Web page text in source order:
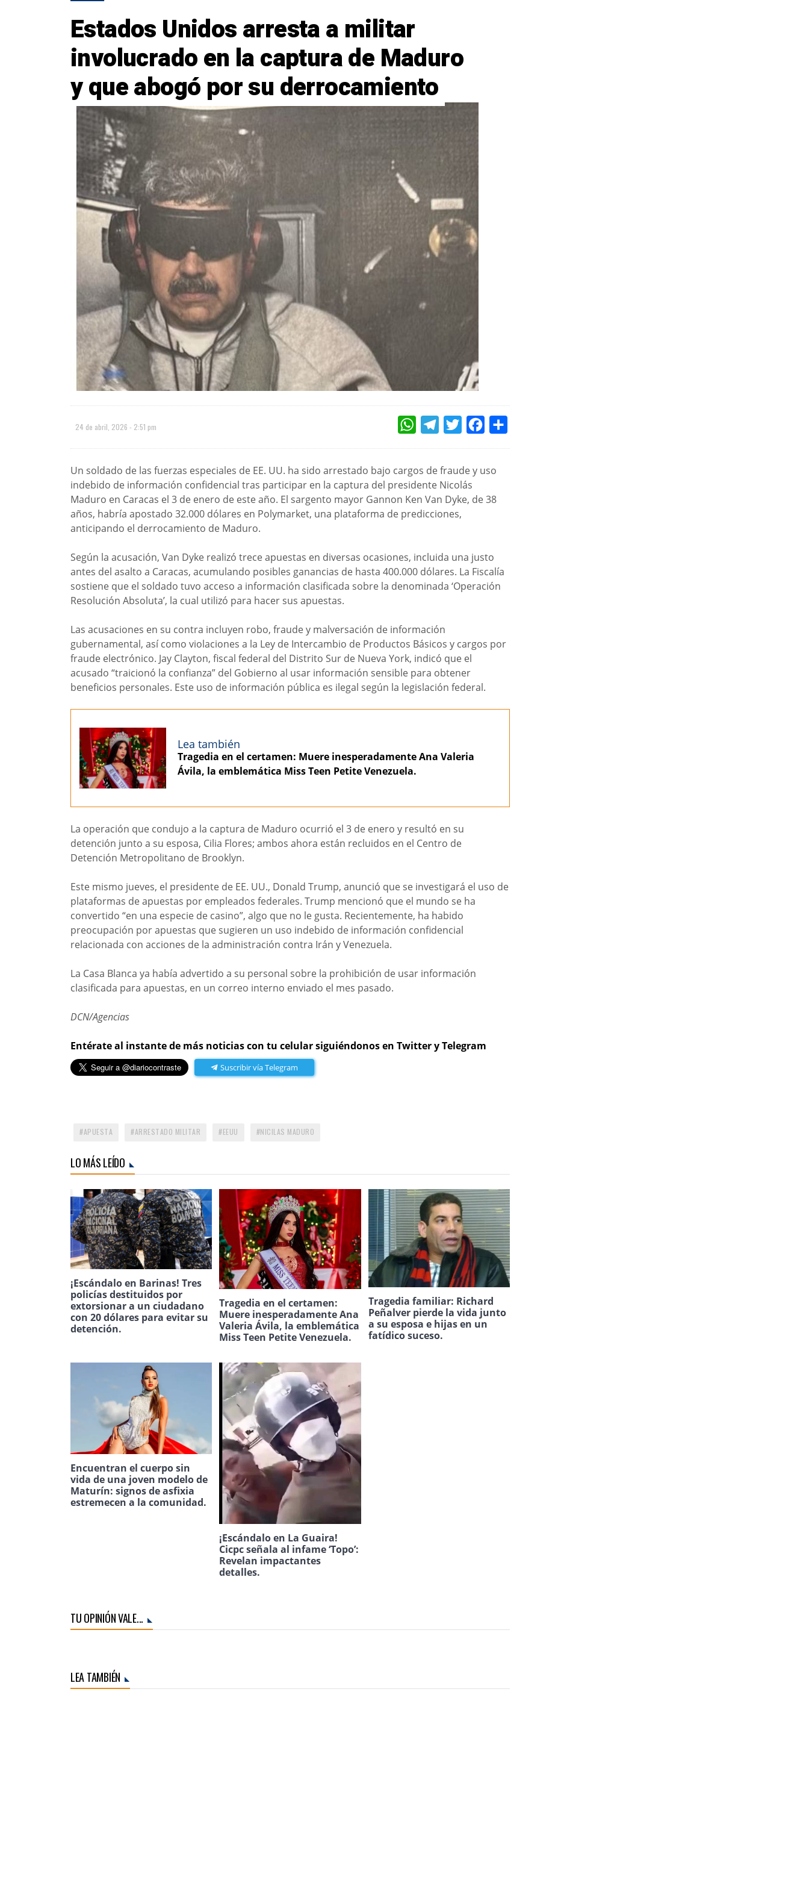
Estados Unidos arresta a militar
involucrado en la captura de Maduro
y que abogó por su derrocamiento
24 de abril, 2026 - 2:51 pm WHATSAPPTELEGRAMTWITTERFACEBOOK
Un soldado de las fuerzas especiales de EE. UU. ha sido arrestado bajo cargos de fraude y uso
indebido de información confidencial tras participar en la captura del presidente Nicolás
Maduro en Caracas el 3 de enero de este año. El sargento mayor Gannon Ken Van Dyke, de 38
años, habría apostado 32.000 dólares en Polymarket, una plataforma de predicciones,
anticipando el derrocamiento de Maduro.
Según la acusación, Van Dyke realizó trece apuestas en diversas ocasiones, incluida una justo
antes del asalto a Caracas, acumulando posibles ganancias de hasta 400.000 dólares. La Fiscalía
sostiene que el soldado tuvo acceso a información clasificada sobre la denominada ‘Operación
Resolución Absoluta’, la cual utilizó para hacer sus apuestas.
Las acusaciones en su contra incluyen robo, fraude y malversación de información
gubernamental, así como violaciones a la Ley de Intercambio de Productos Básicos y cargos por
fraude electrónico. Jay Clayton, fiscal federal del Distrito Sur de Nueva York, indicó que el
acusado “traicionó la confianza” del Gobierno al usar información sensible para obtener
beneficios personales. Este uso de información pública es ilegal según la legislación federal.
Lea también
Tragedia en el certamen: Muere inesperadamente Ana Valeria
Ávila, la emblemática Miss Teen Petite Venezuela.
La operación que condujo a la captura de Maduro ocurrió el 3 de enero y resultó en su
detención junto a su esposa, Cilia Flores; ambos ahora están recluidos en el Centro de
Detención Metropolitano de Brooklyn.
Este mismo jueves, el presidente de EE. UU., Donald Trump, anunció que se investigará el uso de
plataformas de apuestas por empleados federales. Trump mencionó que el mundo se ha
convertido “en una especie de casino”, algo que no le gusta. Recientemente, ha habido
preocupación por apuestas que sugieren un uso indebido de información confidencial
relacionada con acciones de la administración contra Irán y Venezuela.
La Casa Blanca ya había advertido a su personal sobre la prohibición de usar información
clasificada para apuestas, en un correo interno enviado el mes pasado.
DCN/Agencias
Entérate al instante de más noticias con tu celular siguiéndonos en Twitter y Telegram
Suscribir vía Telegram
APUESTA ARRESTADO MILITAR EEUU NICILAS MADURO
LO MÁS LEÍDO
¡Escándalo en Barinas! Tres
policías destituidos por
extorsionar a un ciudadano
con 20 dólares para evitar su
detención.
Tragedia en el certamen:
Muere inesperadamente Ana
Valeria Ávila, la emblemática
Miss Teen Petite Venezuela.
Tragedia familiar: Richard
Peñalver pierde la vida junto
a su esposa e hijas en un
fatídico suceso.
Encuentran el cuerpo sin
vida de una joven modelo de
Maturín: signos de asfixia
estremecen a la comunidad.
¡Escándalo en La Guaira!
Cicpc señala al infame ‘Topo’:
Revelan impactantes
detalles.
TU OPINIÓN VALE...
LEA TAMBIÉN